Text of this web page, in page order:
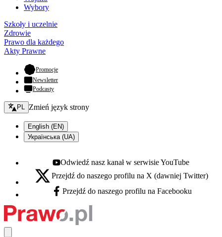
Wybory
Szkoły i uczelnie
Zdrowie
Prawo dla każdego
Akty Prawne
Promocje- otwiera się w nowej karcie
Newsletter
Podcasty
Zmień język - bieżący:
PL Zmień język strony
English (EN)
Українська (UA)
Youtube - otwiera się w nowej karcie
Odwiedź nasz kanał w serwisie YouTube
X - otwiera się w nowej karcie
Przejdź do naszego profilu na X (dawniej Twitter)
Facebook - otwiera się w nowej karcie
Przejdź do naszego profilu na Facebooku